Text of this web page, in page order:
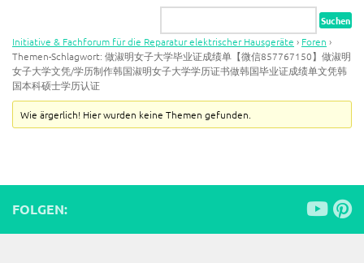
Initiative & Fachforum für die Reparatur elektrischer Hausgeräte › Foren ›
Themen-Schlagwort: 做淑明女子大学毕业证成绩单【微信857767150】做淑明
女子大学文凭/学历制作韩国淑明女子大学学历证书做韩国毕业证成绩单文凭韩
国本科硕士学历认证
Wie ärgerlich! Hier wurden keine Themen gefunden.
FOLGEN: